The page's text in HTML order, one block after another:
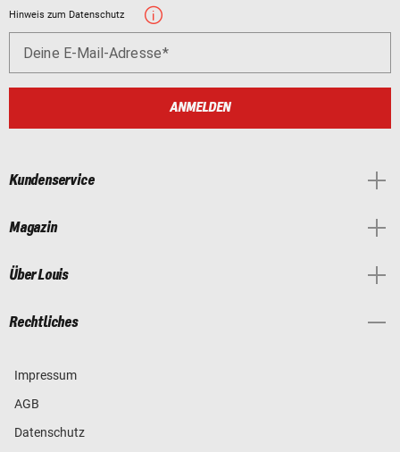
Hinweis zum Datenschutz
Deine E-Mail-Adresse
ANMELDEN
Kundenservice
Magazin
Über Louis
Rechtliches
Impressum
AGB
Datenschutz